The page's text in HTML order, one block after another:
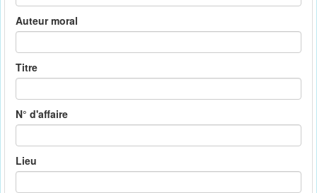
Auteur moral
Titre
N° d'affaire
Lieu